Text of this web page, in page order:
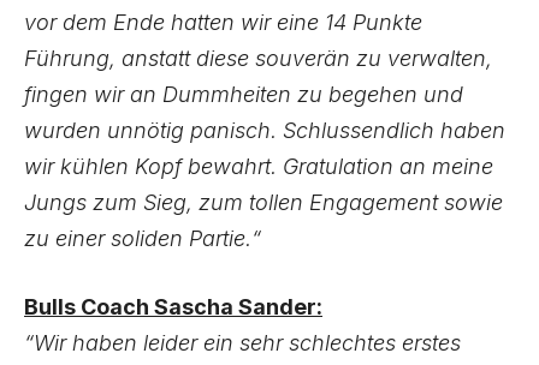
vor dem Ende hatten wir eine 14 Punkte
Führung, anstatt diese souverän zu verwalten,
fingen wir an Dummheiten zu begehen und
wurden unnötig panisch. Schlussendlich haben
wir kühlen Kopf bewahrt. Gratulation an meine
Jungs zum Sieg, zum tollen Engagement sowie
zu einer soliden Partie.“
Bulls Coach Sascha Sander:
“Wir haben leider ein sehr schlechtes erstes